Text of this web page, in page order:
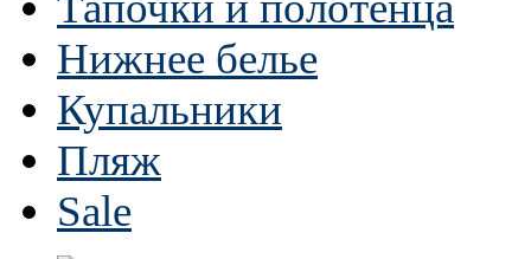
Нижнее белье
Купальники
Пляж
Sale